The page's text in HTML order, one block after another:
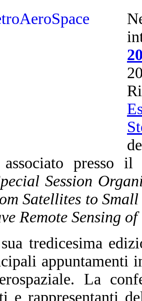
associato presso
Session
Satellites to
Remote Sensing
tredicesima
appuntamenti
La
e rappresentanti